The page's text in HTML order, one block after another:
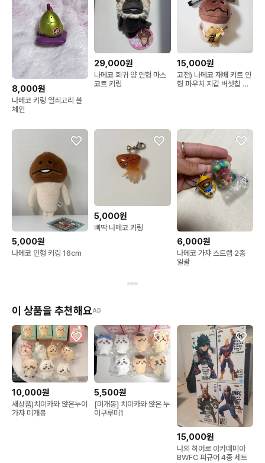
8,000원
나메코 키링 열쇠고리 볼
체인
29,000원
나메코 희귀 양 인형 마스
코트 키링
15,000원
고전) 나메코 재배 키트 인
형 파우치 지갑 버섯칩 버
5,000원
나메코 인형 키링 16cm
5,000원
삐딱 나메코 키링
6,000원
나메코 가챠 스트랩 2종
일괄
이 상품을 추천해요AD
10,000원
새상품)치이카와 앉은누이
가챠 미개봉
5,500원
[미개봉] 치이카와 앉은 누
이구루미1
15,000원
나의 히어로 아카데미아
BWFC 피규어 4종 세트